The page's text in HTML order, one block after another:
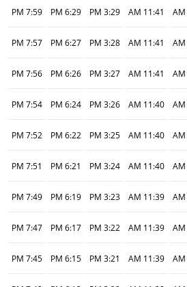
11:41 AM
3:29 PM
6:29 PM
7:59 PM
11:41 AM
3:28 PM
6:27 PM
7:57 PM
11:41 AM
3:27 PM
6:26 PM
7:56 PM
11:40 AM
3:26 PM
6:24 PM
7:54 PM
11:40 AM
3:25 PM
6:22 PM
7:52 PM
11:40 AM
3:24 PM
6:21 PM
7:51 PM
11:39 AM
3:23 PM
6:19 PM
7:49 PM
11:39 AM
3:22 PM
6:17 PM
7:47 PM
11:39 AM
3:21 PM
6:15 PM
7:45 PM